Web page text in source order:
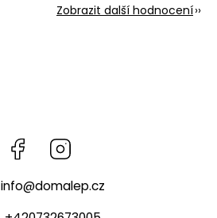
Zobrazit další hodnocení
Facebook
info@domalep.cz